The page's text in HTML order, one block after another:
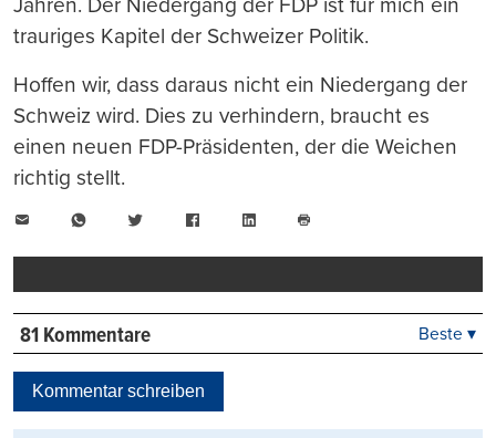
trauriges Kapitel der Schweizer Politik.
Hoffen wir, dass daraus nicht ein Niedergang der
Schweiz wird. Dies zu verhindern, braucht es
einen neuen FDP-Präsidenten, der die Weichen
richtig stellt.
WhatsAppTwitter FacebookLinkedIn
drucken
81 Kommentare
Kontrovers
Beste ▾
Kommentar schreiben